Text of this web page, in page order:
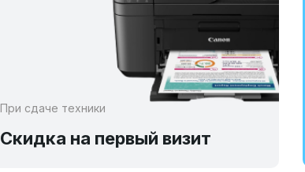
При сдаче техники
Скидка на первый визит